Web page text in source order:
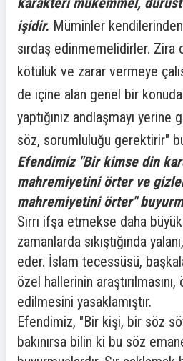
işidir. Müminler
sırdaş edinmemelidirler. Zira
kötülük ve zarar vermeye
de içine alan genel bir
yaptığınız andlaşmayı
söz, sorumluluğu gerektirir"
Efendimiz "Bir kimse din
mahremiyetini örter ve
mahremiyetini örter"
Sırrı ifşa etmekse daha
zamanlarda sıkıştığında
eder. İslam tecessüsü,
özel hallerinin
edilmesini yasaklamıştır.
Efendimiz, "Bir kişi, bir söz
bakınırsa bilin ki bu söz